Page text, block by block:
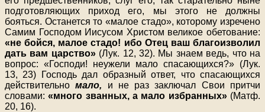
подготовляющих приход его, мы этого не должны
бояться. Останется то «малое стадо», которому изречено
Самим Господом Иисусом Христом великое обетование:
«не бойся, малое стадо! ибо Отец ваш благоизволил
дать вам царство»(Лук. 12, 32). Мы знаем ведь, что на
вопрос: «Господи! неужели мало спасающихся?» (Лук.
13, 23) Господь дал образный ответ, что спасающихся
действительномало, и не раз заключал Свои притчи
словами:«много званных, а мало избранных»(Матф.
20, 16).